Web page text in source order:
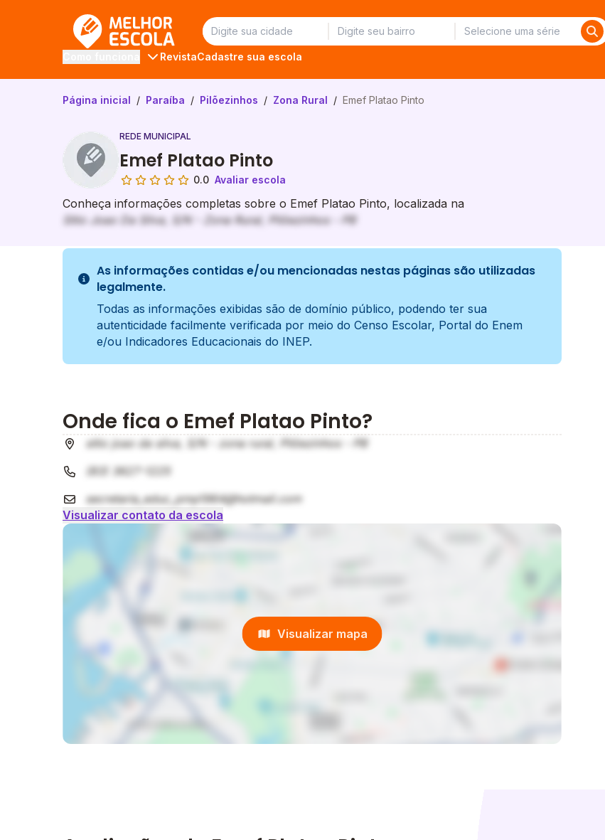
RevistaCadastre sua escola
Página inicial / Paraíba / Pilõezinhos / Zona Rural / Emef Platao Pinto
REDE MUNICIPAL
Emef Platao Pinto
0.0 Avaliar escola
Conheça informações completas sobre o Emef Platao Pinto, localizada na
Sitio Joao Da Silva, S/N - Zona Rural, Pilõezinhos - PB
As informações contidas e/ou mencionadas nestas páginas são utilizadas
legalmente.
Todas as informações exibidas são de domínio público, podendo ter sua
autenticidade facilmente verificada por meio do Censo Escolar, Portal do Enem
e/ou Indicadores Educacionais do INEP.
Onde fica o Emef Platao Pinto?
sitio joao da silva, S/N - zona rural, Pilõezinhos - PB
(83) 3627-1225
secretaria_educ_pmp1964@hotmail.com
Visualizar contato da escola
Visualizar mapa